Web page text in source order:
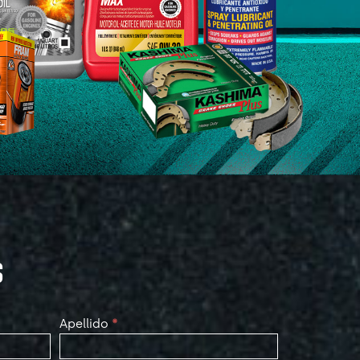
Apellido *